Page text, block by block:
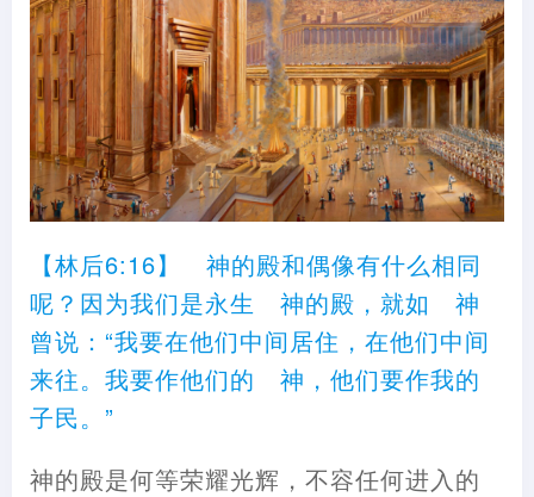
【林后6:16】 神的殿和偶像有什么相同
呢？因为我们是永生 神的殿，就如 神
曾说：“我要在他们中间居住，在他们中间
来往。我要作他们的 神，他们要作我的
子民。”
神的殿是何等荣耀光辉，不容任何进入的